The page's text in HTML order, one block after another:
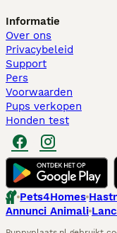
Informatie
Over ons
Privacybeleid
Support
Pers
Voorwaarden
Pups verkopen
Honden test
Pets4Homes
Annunci Animali